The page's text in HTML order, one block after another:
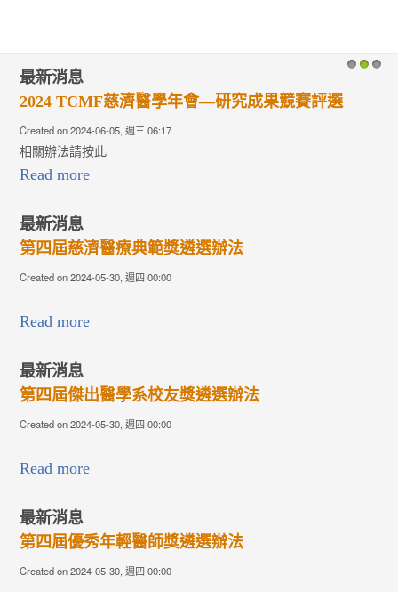
最新消息
2024 TCMF慈濟醫學年會—研究成果競賽評選
Created on 2024-06-05, 週三 06:17
相關辦法請按此
Read more
最新消息
第四屆慈濟醫療典範獎遴選辦法
Created on 2024-05-30, 週四 00:00
Read more
最新消息
第四屆傑出醫學系校友獎遴選辦法
Created on 2024-05-30, 週四 00:00
Read more
最新消息
第四屆優秀年輕醫師獎遴選辦法
Created on 2024-05-30, 週四 00:00